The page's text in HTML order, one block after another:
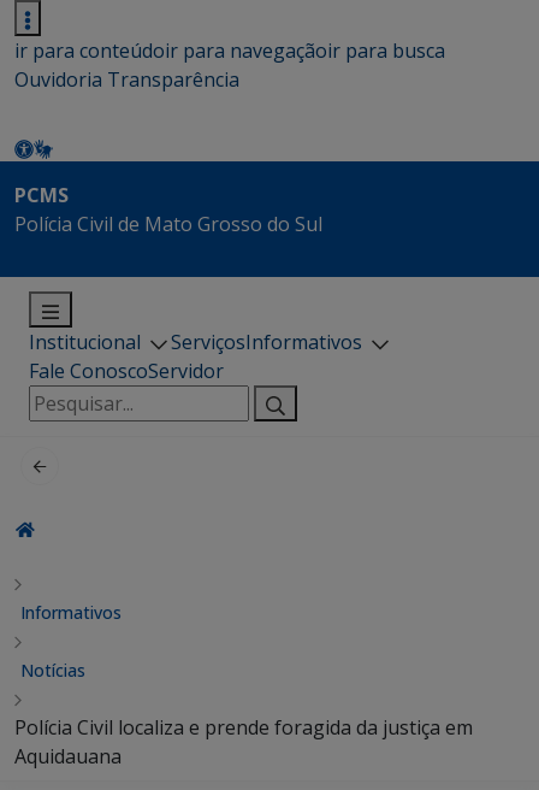
ir para conteúdoir para navegaçãoir para busca
Ouvidoria Transparência
PCMS
Polícia Civil de Mato Grosso do Sul
Institucional ServiçosInformativos
Fale ConoscoServidor
Pesquisar
por:
Informativos
Notícias
Polícia Civil localiza e prende foragida da justiça em
Aquidauana